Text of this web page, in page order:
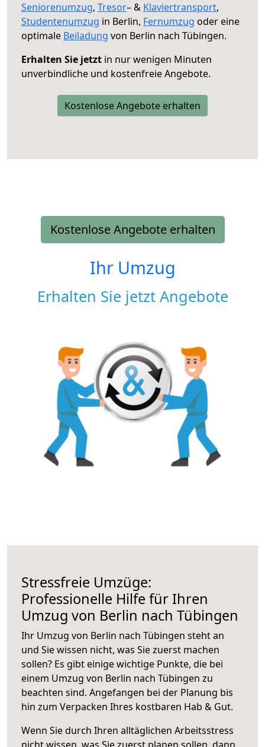
Seniorenumzug, Tresor– & Klaviertransport,
Studentenumzug in Berlin, Fernumzug oder eine
optimale Beiladung von Berlin nach Tübingen.
Erhalten Sie jetzt in nur wenigen Minuten
unverbindliche und kostenfreie Angebote.
Kostenlose Angebote erhalten
Kostenlose Angebote erhalten
Ihr Umzug
Erhalten Sie jetzt Angebote
Stressfreie Umzüge:
Professionelle Hilfe für Ihren
Umzug von Berlin nach Tübingen
Ihr Umzug von Berlin nach Tübingen steht an
und Sie wissen nicht, was Sie zuerst machen
sollen? Es gibt einige wichtige Punkte, die bei
einem Umzug von Berlin nach Tübingen zu
beachten sind. Angefangen bei der Planung bis
hin zum Verpacken Ihres kostbaren Hab & Gut.
Wenn Sie durch Ihren alltäglichen Arbeitsstress